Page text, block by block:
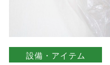
設備・アイテム